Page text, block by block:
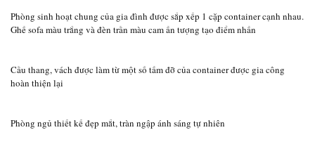
Phòng sinh hoạt chung của gia đình được sắp xếp 1 cặp container cạnh nhau.
Ghế sofa màu trắng và đèn trần màu cam ấn tượng tạo điểm nhấn
Cầu thang, vách được làm từ một số tấm đỡ của container được gia công
hoàn thiện lại
Phòng ngủ thiết kế đẹp mắt, tràn ngập ánh sáng tự nhiên